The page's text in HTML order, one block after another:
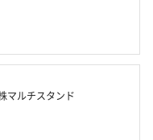
マルチスタンド